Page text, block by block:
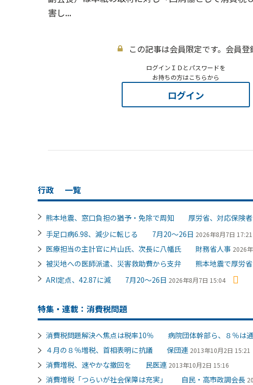
害し...
この記事は会員限定です。会員
ログインＩＤとパスワードを
お持ちの方はこちらから
ログイン
行政 一覧
熊本地震、窓口負担の猶予・免除で周知 厚労省、対応保険者
手足口病6.98、減少に転じる 7月20～26日 2026年8月7日 17:21
医療担当の主計官に片山氏、次長に八幡氏 財務省人事 2026
被災地への医師派遣、災害救助費から支弁 熊本地震で厚労省
ARI定点、42.87に減 7月20～26日 2026年8月7日 15:04
特集・連載：消費税問題
消費税問題解決へ焦点は税率10％ 病院団体幹部ら、８％は
４月の８％増税、首相表明に抗議 保団連 2013年10月2日 15:21
消費増税、速やかな撤回を 民医連 2013年10月2日 15:16
消費増税「つらいが社会保障は充実」 自民・高市政調会長